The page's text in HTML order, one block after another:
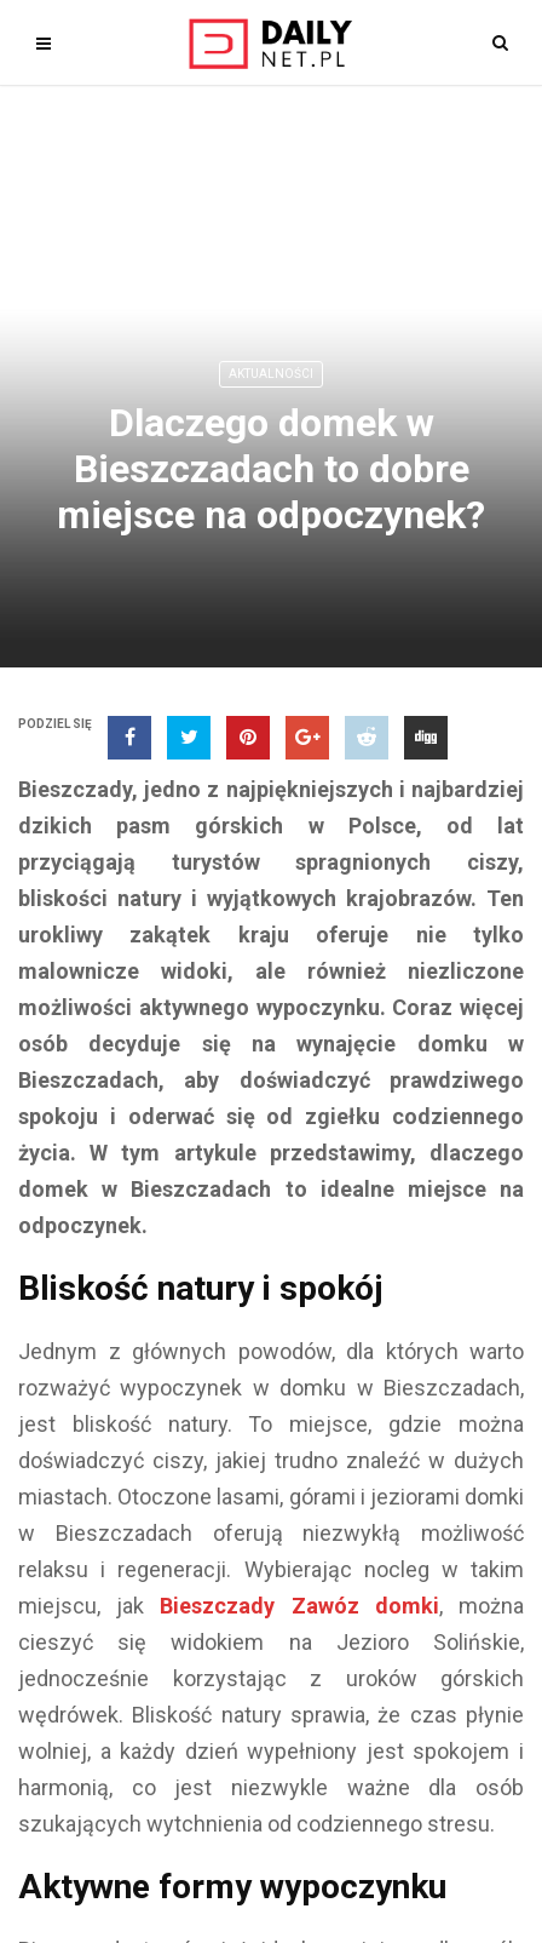
AKTUALNOŚCI
Dlaczego domek w
Bieszczadach to dobre
miejsce na odpoczynek?
PODZIEL SIĘ
Bieszczady, jedno z najpiękniejszych i najbardziej
dzikich pasm górskich w Polsce, od lat
przyciągają turystów spragnionych ciszy,
bliskości natury i wyjątkowych krajobrazów. Ten
urokliwy zakątek kraju oferuje nie tylko
malownicze widoki, ale również niezliczone
możliwości aktywnego wypoczynku. Coraz więcej
osób decyduje się na wynajęcie domku w
Bieszczadach, aby doświadczyć prawdziwego
spokoju i oderwać się od zgiełku codziennego
życia. W tym artykule przedstawimy, dlaczego
domek w Bieszczadach to idealne miejsce na
odpoczynek.
Bliskość natury i spokój
Jednym z głównych powodów, dla których warto
rozważyć wypoczynek w domku w Bieszczadach,
jest bliskość natury. To miejsce, gdzie można
doświadczyć ciszy, jakiej trudno znaleźć w dużych
miastach. Otoczone lasami, górami i jeziorami domki
w Bieszczadach oferują niezwykłą możliwość
relaksu i regeneracji. Wybierając nocleg w takim
miejscu, jak Bieszczady Zawóz domki, można
cieszyć się widokiem na Jezioro Solińskie,
jednocześnie korzystając z uroków górskich
wędrówek. Bliskość natury sprawia, że czas płynie
wolniej, a każdy dzień wypełniony jest spokojem i
harmonią, co jest niezwykle ważne dla osób
szukających wytchnienia od codziennego stresu.
Aktywne formy wypoczynku